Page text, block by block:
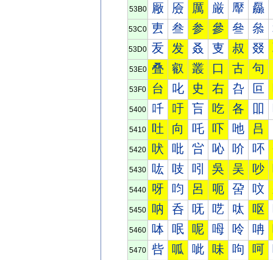
53B0 厰 厱 厲 厳 厴 厵
53C0 叀 叁 参 參 叄 叅
53D0 叐 发 叒 叓 叔 叕
53E0 叠 叡 叢 口 古 句
53F0 台 叱 史 右 叴 叵
5400 吀 吁 吂 吃 各 吅
5410 吐 向 吒 吓 吔 吕
5420 吠 吡 吢 吣 吤 吥
5430 吰 吱 吲 吳 吴 吵
5440 呀 呁 呂 呃 呄 呅
5450 呐 呑 呒 呓 呔 呕
5460 呠 呡 呢 呣 呤 呥
5470 呰 呱 呲 味 呴 呵